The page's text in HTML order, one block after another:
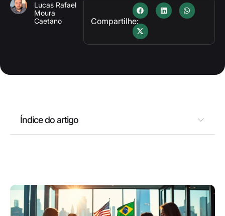
Lucas Rafael
Moura
Caetano
Compartilhe:
Índice do artigo